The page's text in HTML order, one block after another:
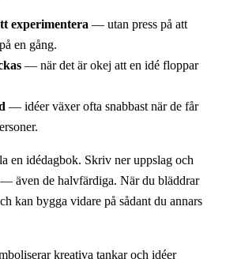
experimentera — utan press på att
en gång.
— när det är okej att en idé floppar
— idéer växer ofta snabbast när de får
en idédagbok. Skriv ner uppslag och
även de halvfärdiga. När du bläddrar
kan bygga vidare på sådant du annars